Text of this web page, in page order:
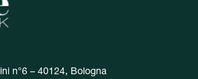
n°6 – 40124, Bologna